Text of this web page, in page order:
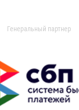
Генеральный партнер